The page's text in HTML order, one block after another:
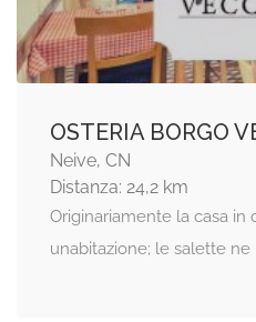
OSTERIA BORGO
Neive, CN
Distanza: 24,2 km
Originariamente la casa in
unabitazione; le salette ne